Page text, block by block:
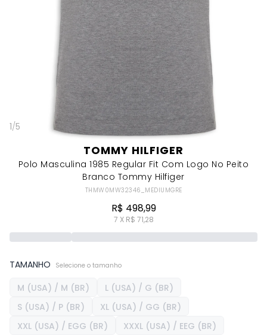
1/5
TOMMY HILFIGER
Polo Masculina 1985 Regular Fit Com Logo No Peito
Branco Tommy Hilfiger
THMW0MW32346_MEDIUMGRE
R$ 498,99
7 X R$ 71,28
TAMANHO Selecione o tamanho
M (USA) / M (BR)
L (USA) / G (BR)
S (USA) / P (BR)
XL (USA) / GG (BR)
XXL (USA) / EGG (BR)
XXXL (USA) / EEG (BR)